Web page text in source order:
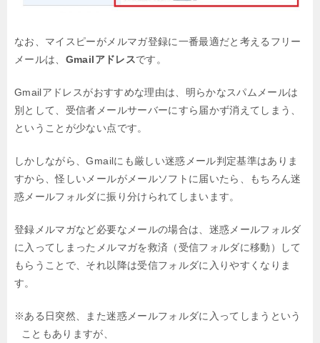
なお、マイスピーがメルマガ登録に一番最適だと考えるフリー
メールは、 Gmailアドレスです。
Gmailアドレスがおすすめな理由は、明らかなスパムメールは
別として、 受信者メールサーバーにすら届かず消えてしまう、
ということが少ない点です。
しかしながら、Gmailにも厳しい迷惑メール判定基準はありま
すから、怪しいメールがメールソフトに届いたら、もちろん迷
惑メールフォルダに振り分けられてしまいます。
登録メルマガなど必要なメールの場合は、迷惑メールフォルダ
に入ってしまったメルマガを救済（受信フォルダに移動）して
もらうことで、それ以降は受信フォルダに入りやすくなりま
す。
※ある日突然、また迷惑メールフォルダに入ってしまうという
こともありますが、